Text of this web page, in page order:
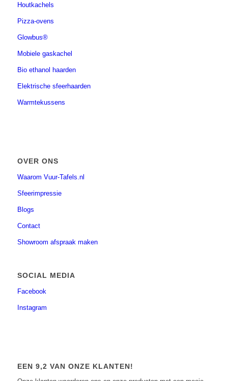
Houtkachels
Pizza-ovens
Glowbus®
Mobiele gaskachel
Bio ethanol haarden
Elektrische sfeerhaarden
Warmtekussens
OVER ONS
Waarom Vuur-Tafels.nl
Sfeerimpressie
Blogs
Contact
Showroom afspraak maken
SOCIAL MEDIA
Facebook
Instagram
EEN 9,2 VAN ONZE KLANTEN!